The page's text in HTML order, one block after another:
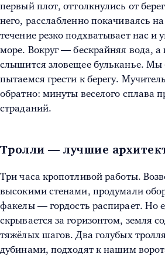
первый плот, оттолкнулись от
него, расслабленно покачиваясь
течение резко подхватывает нас и
море. Вокруг — бескрайняя вода, а
слышится зловещее бульканье.
пытаемся грести к берегу.
обратно: минуты веселого сплава
страданий.
Тролли — лучшие
Три часа кропотливой работы.
высокими стенами, продумали
факелы — гордость распирает. Но
скрывается за горизонтом, земля
тяжёлых шагов. Два голубых
дубинами, подходят к нашим